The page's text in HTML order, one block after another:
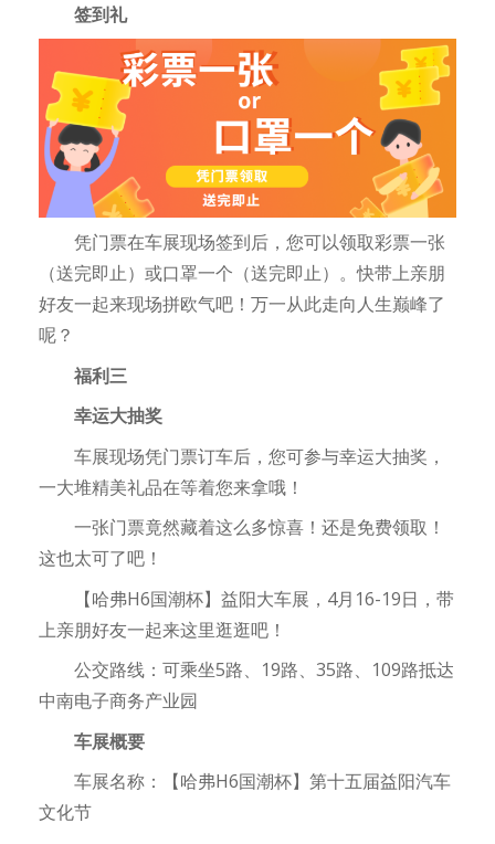
签到礼
凭门票在车展现场签到后，您可以领取彩票一张
（送完即止）或口罩一个（送完即止）。快带上亲朋
好友一起来现场拼欧气吧！万一从此走向人生巅峰了
呢？
福利三
幸运大抽奖
车展现场凭门票订车后，您可参与幸运大抽奖，
一大堆精美礼品在等着您来拿哦！
一张门票竟然藏着这么多惊喜！还是免费领取！
这也太可了吧！
【哈弗H6国潮杯】益阳大车展，4月16-19日，带
上亲朋好友一起来这里逛逛吧！
公交路线：可乘坐5路、19路、35路、109路抵达
中南电子商务产业园
车展概要
车展名称：【哈弗H6国潮杯】第十五届益阳汽车
文化节